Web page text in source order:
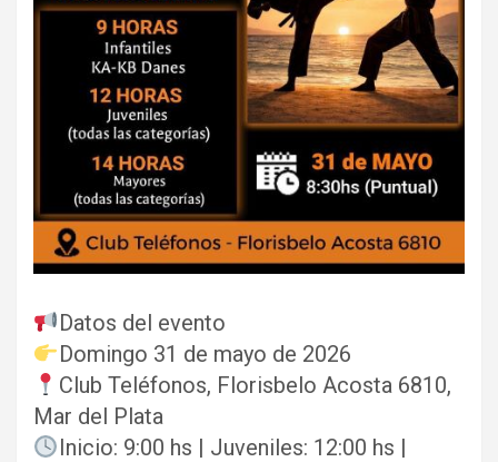
Datos del evento
Domingo 31 de mayo de 2026
Club Teléfonos, Florisbelo Acosta 6810,
Mar del Plata
Inicio: 9:00 hs | Juveniles: 12:00 hs |